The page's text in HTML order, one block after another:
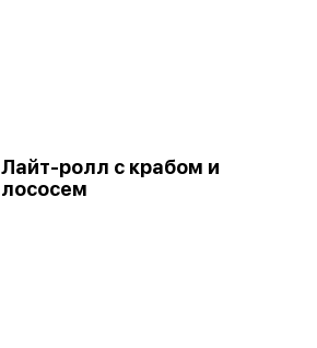
Лайт-ролл с крабом и
лососем